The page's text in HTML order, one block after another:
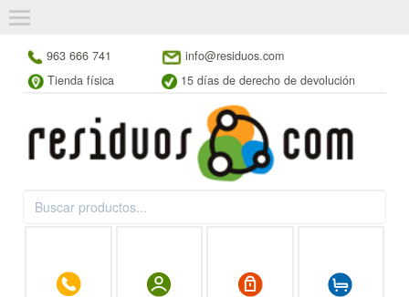
963 666 741
info@residuos.com
Tienda física
15 días de derecho de devolución